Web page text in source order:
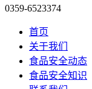
0359-6523374
首页
关于我们
食品安全动态
食品安全知识